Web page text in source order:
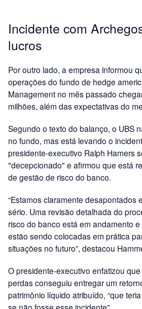
Incidente com
lucros
Por outro lado, a empresa informou
operações do fundo de hedge
Management no mês passado
milhões, além das expectativas do
Segundo o texto do balanço, o UBS
no fundo, mas está levando o
presidente-executivo Ralph Hamers
"decepcionado" e afirmou que está
de gestão de risco do banco.
“Estamos claramente desapontados
sério. Uma revisão detalhada do
risco do banco está em andamento
estão sendo colocadas em prática
situações no futuro”, destacou
O presidente-executivo enfatizou
perdas conseguiu entregar um
patrimônio líquido atribuído, “que